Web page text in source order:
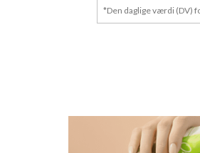
*Den daglige værdi (DV)